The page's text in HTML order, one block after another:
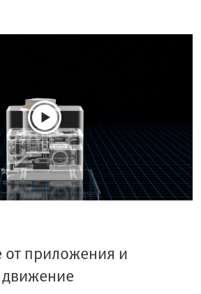
от приложения и